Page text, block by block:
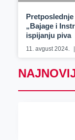
„Bajage i
ispijanju piva
11. avgust 2024.